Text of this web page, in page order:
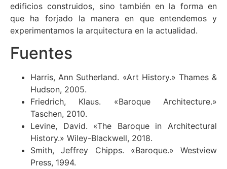
edificios construidos, sino también en la forma en
que ha forjado la manera en que entendemos y
experimentamos la arquitectura en la actualidad.
Fuentes
Harris, Ann Sutherland. «Art History.» Thames &
Hudson, 2005.
Friedrich, Klaus. «Baroque Architecture.»
Taschen, 2010.
Levine, David. «The Baroque in Architectural
History.» Wiley-Blackwell, 2018.
Smith, Jeffrey Chipps. «Baroque.» Westview
Press, 1994.